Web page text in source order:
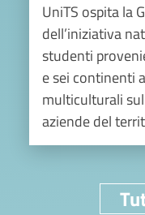
UniTS ospita la
dell’iniziativa
studenti
e sei continenti
multiculturali
aziende del